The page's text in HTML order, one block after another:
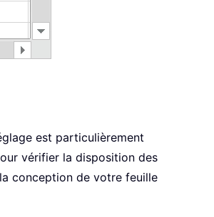
est particulièrement
vérifier la disposition des
conception de votre feuille